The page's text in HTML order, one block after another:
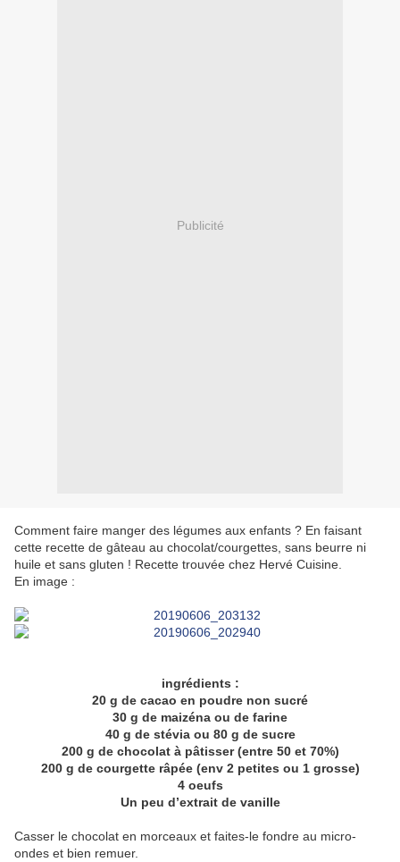
Publicité
Comment faire manger des légumes aux enfants ? En faisant
cette recette de gâteau au chocolat/courgettes, sans beurre ni
huile et sans gluten ! Recette trouvée chez Hervé Cuisine.
En image :
ingrédients :
20 g de cacao en poudre non sucré
30 g de maizéna ou de farine
40 g de stévia ou 80 g de sucre
200 g de chocolat à pâtisser (entre 50 et 70%)
200 g de courgette râpée (env 2 petites ou 1 grosse)
4 oeufs
Un peu d’extrait de vanille
Casser le chocolat en morceaux et faites-le fondre au micro-
ondes et bien remuer.